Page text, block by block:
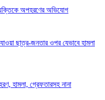
অপহরণের অভিযোগ
ছাত্র-জনতার ওপর যেভাবে হামলা
হামলা, গ্রেফতারসহ নানা